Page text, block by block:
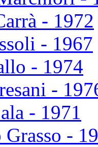
- 1972
- 1967
- 1974
-
- 1971
Grasso -